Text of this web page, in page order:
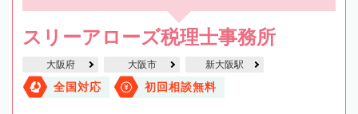
スリーアローズ税理士事務所
大阪府 大阪市 新大阪駅
全国対応 初回相談無料